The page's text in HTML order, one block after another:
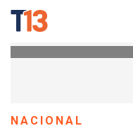
NACIONAL